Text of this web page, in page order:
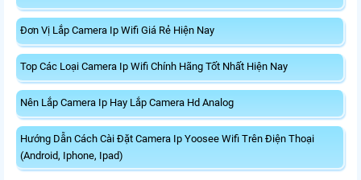
Đơn Vị Lắp Camera Ip Wifi Giá Rẻ Hiện Nay
Top Các Loại Camera Ip Wifi Chính Hãng Tốt Nhất Hiện Nay
Nên Lắp Camera Ip Hay Lắp Camera Hd Analog
Hướng Dẫn Cách Cài Đặt Camera Ip Yoosee Wifi Trên Điện Thoại
(Android, Iphone, Ipad)